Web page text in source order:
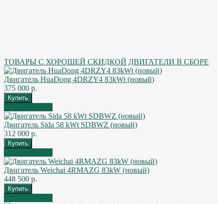
ТОВАРЫ С ХОРОШЕЙ СКИДКОЙ ДВИГАТЕЛИ В СБОРЕ
Двигатель HuaDong 4DRZY4 83kWt (новый)
375 000 р.
Двигатель Sida 58 kWt SDBWZ (новый)
312 000 р.
Двигатель Weichai 4RMAZG 83kW (новый)
448 500 р.